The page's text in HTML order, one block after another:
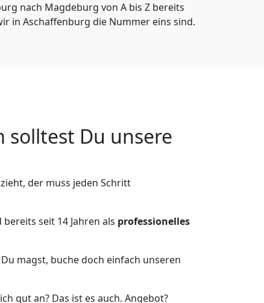
nach Magdeburg von A bis Z bereits
in Aschaffenburg die Nummer eins sind.
solltest Du unsere
der muss jeden Schritt
seit 14 Jahren als professionelles
magst, buche doch einfach unseren
gut an? Das ist es auch. Angebot?